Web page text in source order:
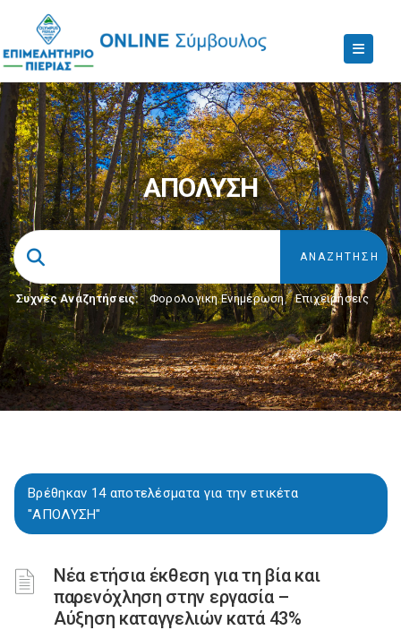
ΑΠΟΛΥΣΗ
Συχνές Αναζητήσεις: Φορολογικη Ενημέρωση, Επιχειρήσεις
Βρέθηκαν 14 αποτελέσματα για την ετικέτα
"ΑΠΟΛΥΣΗ"
Νέα ετήσια έκθεση για τη βία και
παρενόχληση στην εργασία –
Αύξηση καταγγελιών κατά 43%